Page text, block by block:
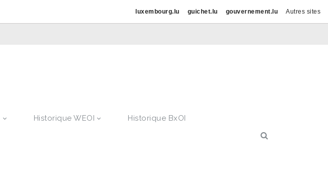
luxembourg.lu guichet.lu gouvernement.lu Autres sites
Historique WEOI Historique BxOI